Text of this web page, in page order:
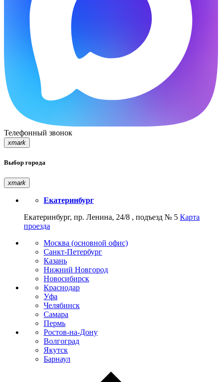
Телефонный звонок
xmark
Выбор города
xmark
Екатеринбург
Екатеринбург, пр. Ленина, 24/8 , подъезд № 5 Карта
проезда
Москва (основной офис)
Санкт-Петербург
Казань
Нижний Новгород
Новосибирск
Краснодар
Уфа
Челябинск
Самара
Пермь
Ростов-на-Дону
Волгоград
Якутск
Барнаул